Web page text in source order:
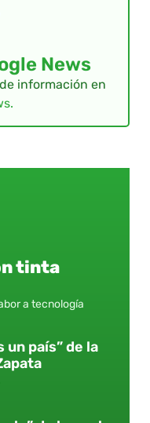
News
información en
tinta
a tecnología
un país” de la